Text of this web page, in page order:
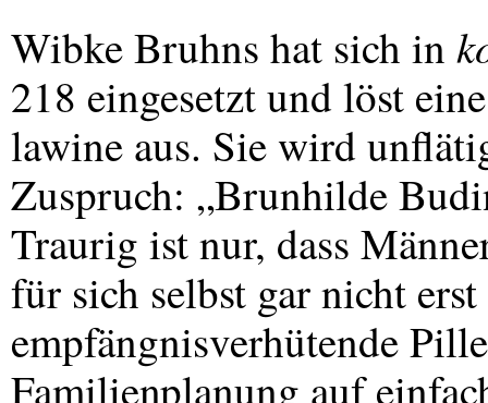
Wibke Bruhns hat sich in
218 eingesetzt und löst
lawine aus. Sie wird
Zuspruch: „Brunhilde
Traurig ist nur, dass
für sich selbst gar nicht
empfängnisverhütende
Familienplanung auf